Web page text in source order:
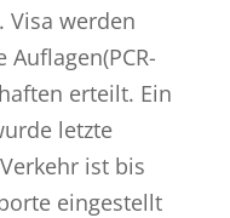
Visa werden
erteilt. Ein
letzte
ist bis
eingestellt